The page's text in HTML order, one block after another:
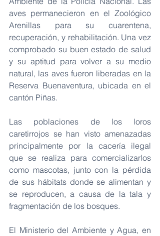
aves permanecieron en el Zoológico
Arenillas para su cuarentena,
recuperación, y rehabilitación. Una vez
comprobado su buen estado de salud
y su aptitud para volver a su medio
natural, las aves fueron liberadas en la
Reserva Buenaventura, ubicada en el
cantón Piñas.
Las poblaciones de los loros
caretirrojos se han visto amenazadas
principalmente por la cacería ilegal
que se realiza para comercializarlos
como mascotas, junto con la pérdida
de sus hábitats donde se alimentan y
se reproducen, a causa de la tala y
fragmentación de los bosques.
El Ministerio del Ambiente y Agua, en